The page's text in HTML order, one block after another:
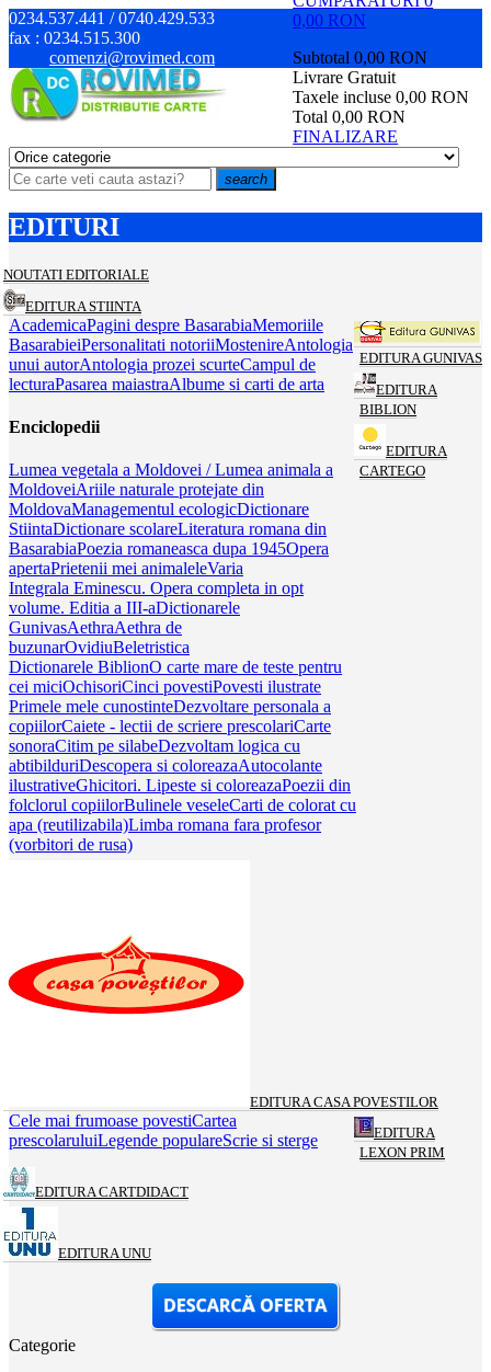
0234.537.441 / 0740.429.533
fax : 0234.515.300
comenzi@rovimed.com
0,00 RON
Subtotal 0,00 RON
Livrare Gratuit
Taxele incluse 0,00 RON
Total 0,00 RON
FINALIZARE
search
EDITURI
NOUTATI EDITORIALE
EDITURA STIINTA
AcademicaPagini despre BasarabiaMemoriile
BasarabieiPersonalitati notoriiMostenireAntologia
unui autorAntologia prozei scurteCampul de
lecturaPasarea maiastraAlbume si carti de arta
Enciclopedii
Lumea vegetala a Moldovei / Lumea animala a
MoldoveiAriile naturale protejate din
MoldovaManagementul ecologicDictionare
StiintaDictionare scolareLiteratura romana din
BasarabiaPoezia romaneasca dupa 1945Opera
apertaPrietenii mei animaleleVaria
EDITURA GUNIVAS
Integrala Eminescu. Opera completa in opt
volume. Editia a III-aDictionarele
GunivasAethraAethra de
buzunarOvidiuBeletristica
EDITURA
BIBLION
Dictionarele BiblionO carte mare de teste pentru
cei miciOchisoriCinci povestiPovesti ilustrate
Primele mele cunostinteDezvoltare personala a
copiilorCaiete - lectii de scriere prescolariCarte
sonoraCitim pe silabeDezvoltam logica cu
abtibilduriDescopera si coloreazaAutocolante
ilustrativeGhicitori. Lipeste si coloreazaPoezii din
folclorul copiilorBulinele veseleCarti de colorat cu
apa (reutilizabila)Limba romana fara profesor
(vorbitori de rusa)
EDITURA
CARTEGO
EDITURA CASA POVESTILOR
Cele mai frumoase povestiCartea
prescolaruluiLegende populareScrie si sterge
EDITURA
LEXON PRIM
EDITURA CARTDIDACT
EDITURA UNU
Categorie